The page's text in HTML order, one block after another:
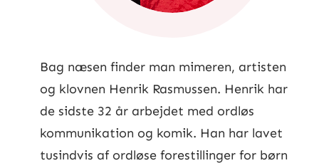
Bag næsen finder man mimeren, artisten
og klovnen Henrik Rasmussen. Henrik har
de sidste 32 år arbejdet med ordløs
kommunikation og komik. Han har lavet
tusindvis af ordløse forestillinger for børn